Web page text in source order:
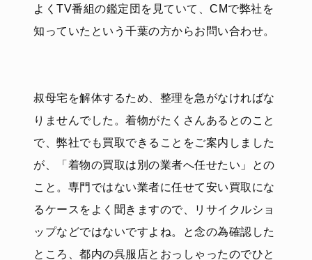
よくTV番組の鑑定団を見ていて、CMで弊社を
知っていたという千葉の方からお問い合わせ。
叔母宅を解体するため、整理を急がなければな
りませんでした。着物がたくさんあるとのこと
で、弊社でも買取できることをご案内しました
が、「着物の買取は別の業者へ任せたい」との
こと。専門ではない業者に任せて安い買取にな
るケースをよく聞きますので、リサイクルショ
ップなどではないですよね。と念の為確認した
ところ、都内の呉服店とおっしゃったのでひと